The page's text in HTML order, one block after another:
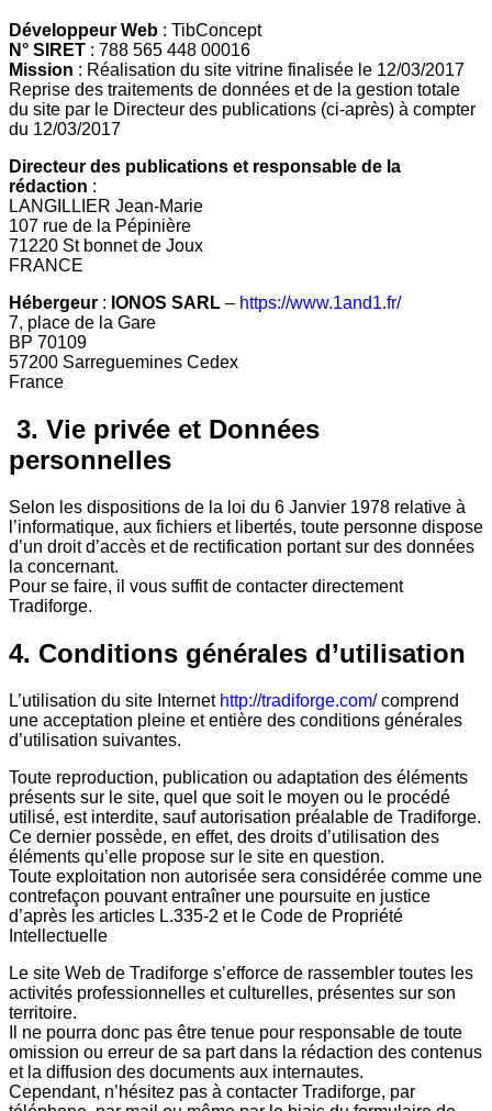
Développeur Web : TibConcept
N° SIRET : 788 565 448 00016
Mission : Réalisation du site vitrine finalisée le 12/03/2017
Reprise des traitements de données et de la gestion totale
du site par le Directeur des publications (ci-après) à compter
du 12/03/2017
Directeur des publications et responsable de la
rédaction :
LANGILLIER Jean-Marie
107 rue de la Pépinière
71220 St bonnet de Joux
FRANCE
Hébergeur : IONOS SARL – https://www.1and1.fr/
7, place de la Gare
BP 70109
57200 Sarreguemines Cedex
France
3. Vie privée et Données
personnelles
Selon les dispositions de la loi du 6 Janvier 1978 relative à
l’informatique, aux fichiers et libertés, toute personne dispose
d’un droit d’accès et de rectification portant sur des données
la concernant.
Pour se faire, il vous suffit de contacter directement
Tradiforge.
4. Conditions générales d’utilisation
L’utilisation du site Internet http://tradiforge.com/comprend
une acceptation pleine et entière des conditions générales
d’utilisation suivantes.
Toute reproduction, publication ou adaptation des éléments
présents sur le site, quel que soit le moyen ou le procédé
utilisé, est interdite, sauf autorisation préalable de Tradiforge.
Ce dernier possède, en effet, des droits d’utilisation des
éléments qu’elle propose sur le site en question.
Toute exploitation non autorisée sera considérée comme une
contrefaçon pouvant entraîner une poursuite en justice
d’après les articles L.335-2 et le Code de Propriété
Intellectuelle
Le site Web de Tradiforge s’efforce de rassembler toutes les
activités professionnelles et culturelles, présentes sur son
territoire.
Il ne pourra donc pas être tenue pour responsable de toute
omission ou erreur de sa part dans la rédaction des contenus
et la diffusion des documents aux internautes.
Cependant, n’hésitez pas à contacter Tradiforge, par